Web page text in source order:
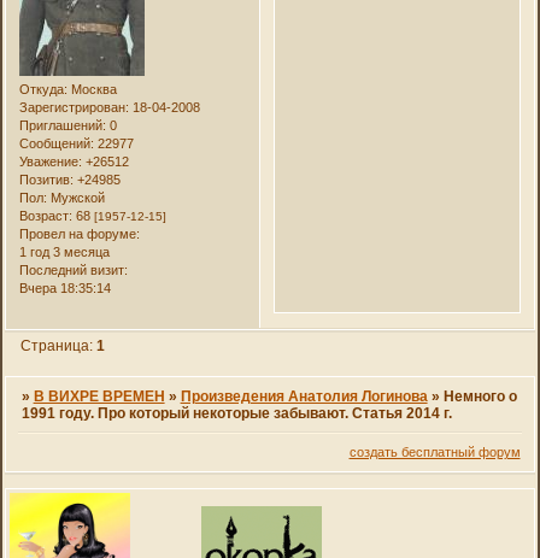
Откуда: Москва
Зарегистрирован: 18-04-2008
Приглашений: 0
Сообщений: 22977
Уважение: +26512
Позитив: +24985
Пол: Мужской
Возраст: 68[1957-12-15]
Провел на форуме:
1 год 3 месяца
Последний визит:
Вчера 18:35:14
Страница: 1
» В ВИХРЕ ВРЕМЕН » Произведения Анатолия Логинова » Немного о
1991 году. Про который некоторые забывают. Статья 2014 г.
создать бесплатный форум